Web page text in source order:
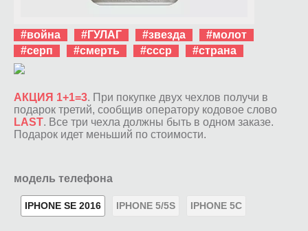
#война #ГУЛАГ #звезда
#молот
#серп
#смерть #ссср #страна
АКЦИЯ 1+1=3. При покупке двух чехлов получи в
подарок третий, сообщив оператору кодовое слово
LAST. Все три чехла должны быть в одном заказе.
Подарок идет меньший по стоимости.
модель телефона
IPHONE SE 2016 IPHONE 5/5S IPHONE 5C